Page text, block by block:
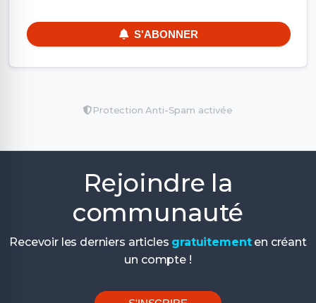
S'ABONNER
Protection Anti-Spam activée
Rejoindre la
communauté
Recevoir les derniers articles gratuitementen créant
un compte !